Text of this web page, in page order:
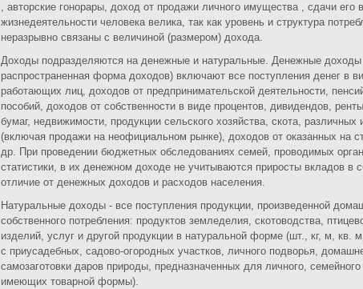
, авторские гонорары, доход от продажи личного имущества , сдачи его
жизнедеятельности человека велика, так как уровень и структура
неразрывно связаны с величиной (размером) дохода.
Доходы подразделяются на денежные и натуральные. Денежные доходы
распространенная форма доходов) включают все поступления денег в
работающих лиц, доходов от предпринимательской деятельности,
пособий, доходов от собственности в виде процентов, дивидендов,
бумаг, недвижимости, продукции сельского хозяйства, скота, различных
(включая продажи на неофициальном рынке), доходов от оказанных на
др. При проведении бюджетных обследованиях семей, проводимых
статистики, в их денежном доходе не учитываются приросты вкладов в
отличие от денежных доходов и расходов населения.
Натуральные доходы - все поступления продукции, произведенной
собственного потребления: продуктов земледелия, скотоводства,
изделий, услуг и другой продукции в натуральной форме (шт., кг, м, кв.
с приусадебных, садово-огородных участков, личного подворья,
самозаготовки даров природы, предназначенных для личного,
имеющих товарной формы).